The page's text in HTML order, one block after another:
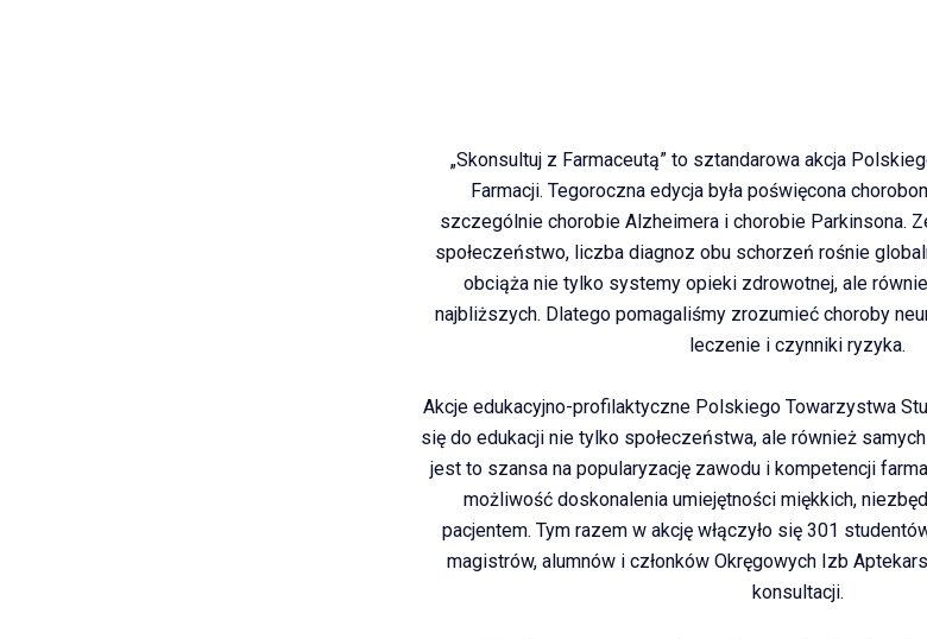
„Skonsultuj z Farmaceutą” to sztandarowa akcja
Farmacji. Tegoroczna edycja była poświęcona
szczególnie chorobie Alzheimera i chorobie Parkinsona.
społeczeństwo, liczba diagnoz obu schorzeń rośnie
obciąża nie tylko systemy opieki zdrowotnej, ale
najbliższych. Dlatego pomagaliśmy zrozumieć choroby
leczenie i czynniki ryzyka.
Akcje edukacyjno-profilaktyczne Polskiego Towarzystwa
się do edukacji nie tylko społeczeństwa, ale również
jest to szansa na popularyzację zawodu i kompetencji
możliwość doskonalenia umiejętności miękkich,
pacjentem. Tym razem w akcję włączyło się 301
magistrów, alumnów i członków Okręgowych Izb
konsultacji.